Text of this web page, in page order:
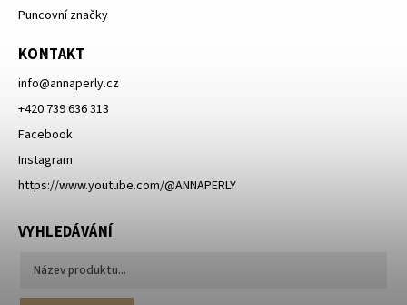
Puncovní značky
KONTAKT
info@annaperly.cz
+420 739 636 313
Facebook
Instagram
https://www.youtube.com/@ANNAPERLY
VYHLEDÁVÁNÍ